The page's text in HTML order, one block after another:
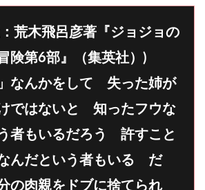
荒木飛呂彦著『ジョジョの
険第6部』（集英社）)
」なんかをして 失った姉が
ではないと 知ったフウな
者もいるだろう 許すこと
んだという者もいる だ
肉親をドブに捨てられ